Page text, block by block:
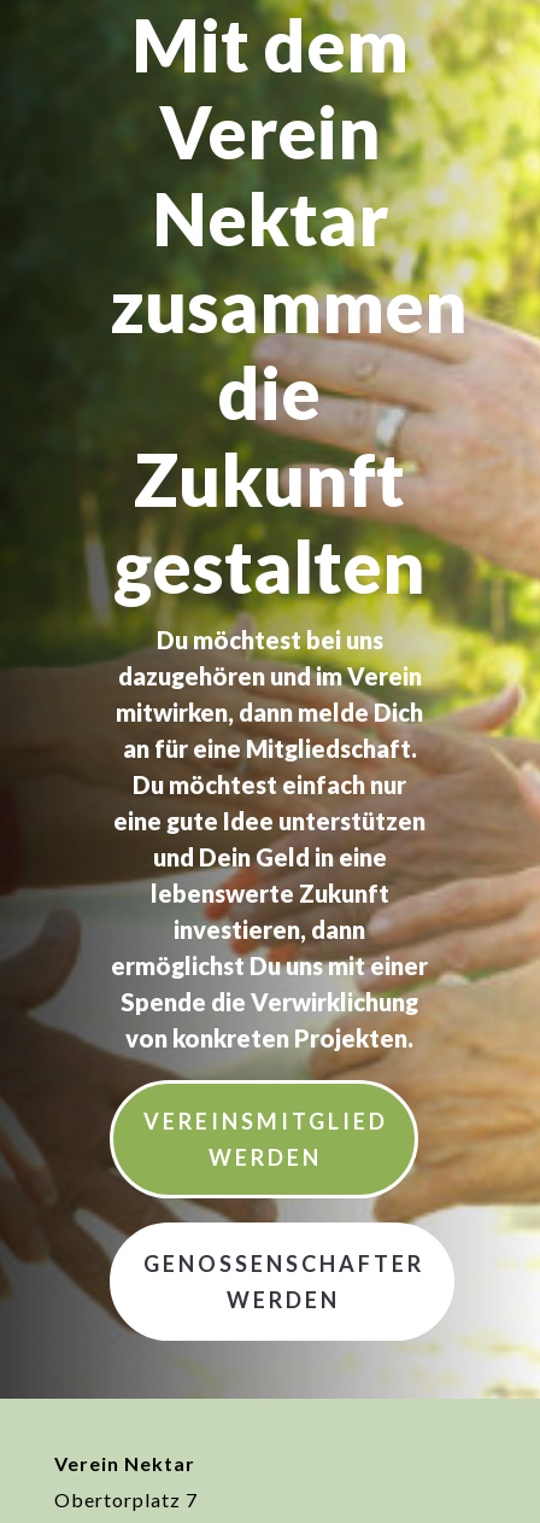
Mit dem
Verein
Nektar
zusammen
die
Zukunft
gestalten
Du möchtest bei uns
dazugehören und im Verein
mitwirken, dann melde Dich
an für eine Mitgliedschaft.
Du möchtest einfach nur
eine gute Idee unterstützen
und Dein Geld in eine
lebenswerte Zukunft
investieren, dann
ermöglichst Du uns mit einer
Spende die Verwirklichung
von konkreten Projekten.
VEREINSMITGLIED
WERDEN
GENOSSENSCHAFTER
WERDEN
Verein Nektar
Obertorplatz 7